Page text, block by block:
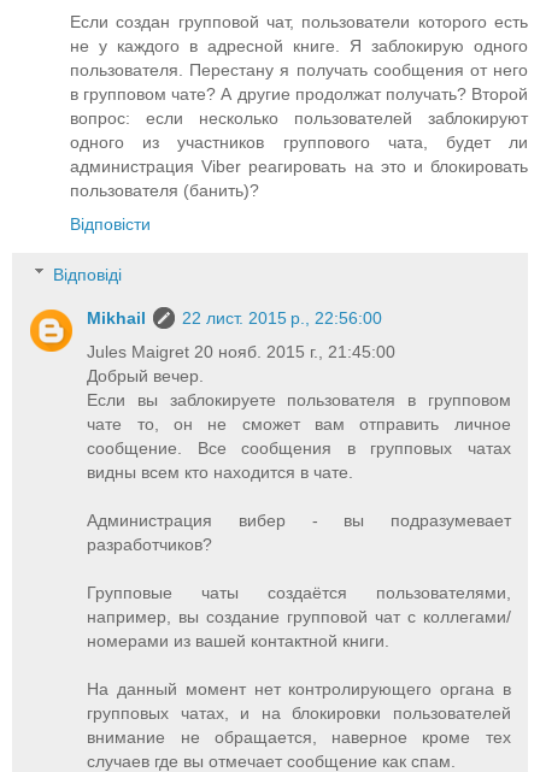
Если создан групповой чат, пользователи которого есть
не у каждого в адресной книге. Я заблокирую одного
пользователя. Перестану я получать сообщения от него
в групповом чате? А другие продолжат получать? Второй
вопрос: если несколько пользователей заблокируют
одного из участников группового чата, будет ли
администрация Viber реагировать на это и блокировать
пользователя (банить)?
Відповісти
Відповіді
Mikhail
22 лист. 2015 р., 22:56:00
Jules Maigret 20 нояб. 2015 г., 21:45:00
Добрый вечер.
Если вы заблокируете пользователя в групповом
чате то, он не сможет вам отправить личное
сообщение. Все сообщения в групповых чатах
видны всем кто находится в чате.
Администрация вибер - вы подразумевает
разработчиков?
Групповые чаты создаётся пользователями,
например, вы создание групповой чат с коллегами/
номерами из вашей контактной книги.
На данный момент нет контролирующего органа в
групповых чатах, и на блокировки пользователей
внимание не обращается, наверное кроме тех
случаев где вы отмечает сообщение как спам.